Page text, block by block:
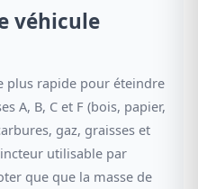
véhicule
plus rapide pour éteindre
A, B, C et F (bois, papier,
gaz, graisses et
utilisable par
que que la masse de